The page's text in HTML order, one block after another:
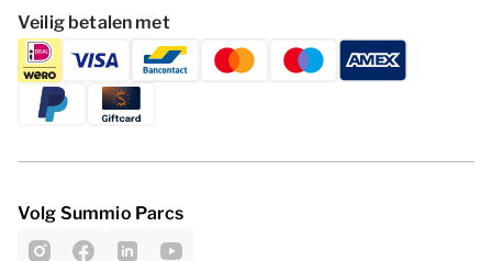
Veilig betalen met
Volg Summio Parcs